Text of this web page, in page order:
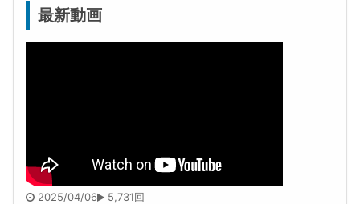
最新動画
2025/04/06 5,731回